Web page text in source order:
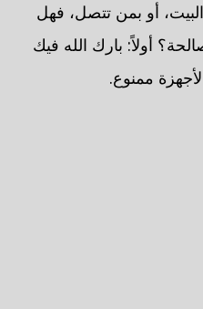
أو بمن تتصل، فهل
أولاً: بارك الله فيك
ممنوع.